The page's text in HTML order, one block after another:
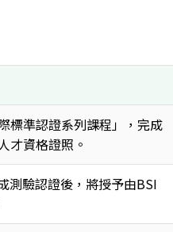
標準認證系列課程」，完成
才資格證照。
測驗認證後，將授予由BSI